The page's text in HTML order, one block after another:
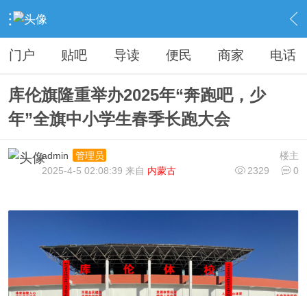
› 库伦生活 › 校友情深 › 内容
门户 贴吧 导读 便民 商家 电话
库伦旗隆重举办2025年“奔跑吧，少
年”全旗中小学生春季长跑大会
楼主
admin
管理员
2329
0
2025-4-5 02:08:39 来自 内蒙古